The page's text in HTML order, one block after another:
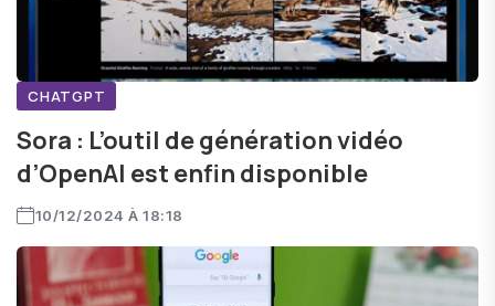
CHATGPT
Sora : L’outil de génération vidéo
d’OpenAI est enfin disponible
10/12/2024 À 18:18